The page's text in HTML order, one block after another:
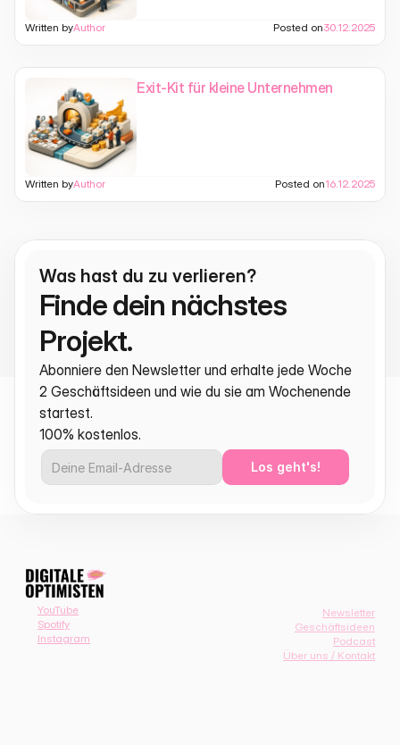
Written byAuthor Posted on30.12.2025
Exit-Kit für kleine Unternehmen
Written byAuthor Posted on16.12.2025
Was hast du zu verlieren?
Finde dein nächstes
Projekt.
Abonniere den Newsletter und erhalte jede Woche
2 Geschäftsideen und wie du sie am Wochenende
startest.
100% kostenlos.
Los geht's!
YouTube
Spotify
Instagram
Newsletter
Geschäftsideen
Podcast
Über uns / Kontakt